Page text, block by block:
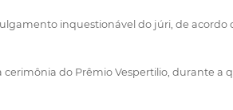
inquestionável do júri, de
do Prêmio Vespertilio, durante